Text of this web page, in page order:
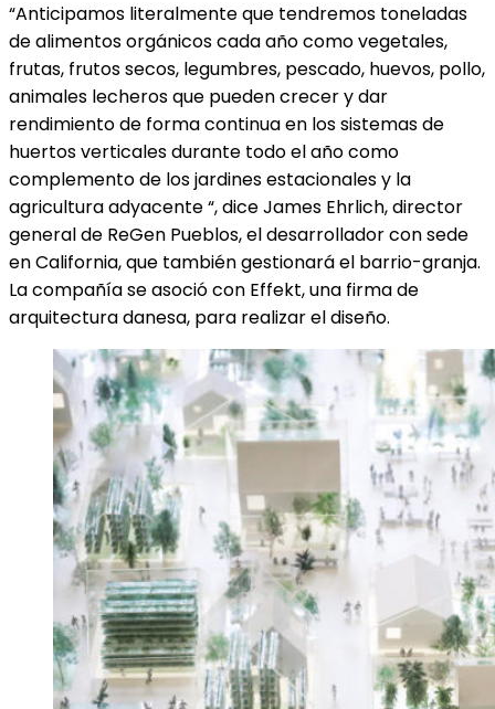
“Anticipamos literalmente que tendremos toneladas
de alimentos orgánicos cada año como vegetales,
frutas, frutos secos, legumbres, pescado, huevos, pollo,
animales lecheros que pueden crecer y dar
rendimiento de forma continua en los sistemas de
huertos verticales durante todo el año como
complemento de los jardines estacionales y la
agricultura adyacente “, dice James Ehrlich, director
general de ReGen Pueblos, el desarrollador con sede
en California, que también gestionará el barrio-granja.
La compañía se asoció con Effekt, una firma de
arquitectura danesa, para realizar el diseño.